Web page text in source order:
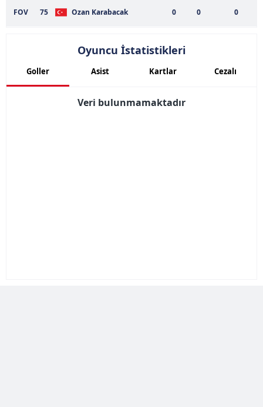
FOV 75 Ozan Karabacak 0 0 0
Oyuncu İstatistikleri
Goller Asist Kartlar Cezalı
Veri bulunmamaktadır